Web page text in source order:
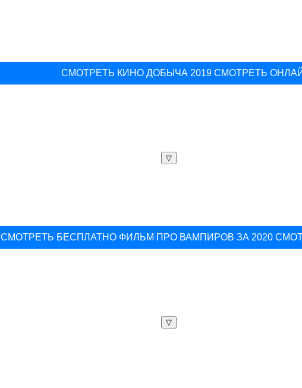
СМОТРЕТЬ КИНО ДОБЫЧА 2019 СМОТРЕТЬ
▽
СМОТРЕТЬ БЕСПЛАТНО ФИЛЬМ ПРО ВАМПИРОВ ЗА 2020
▽